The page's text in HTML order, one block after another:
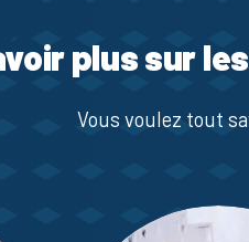
plus sur
Vous voulez tout